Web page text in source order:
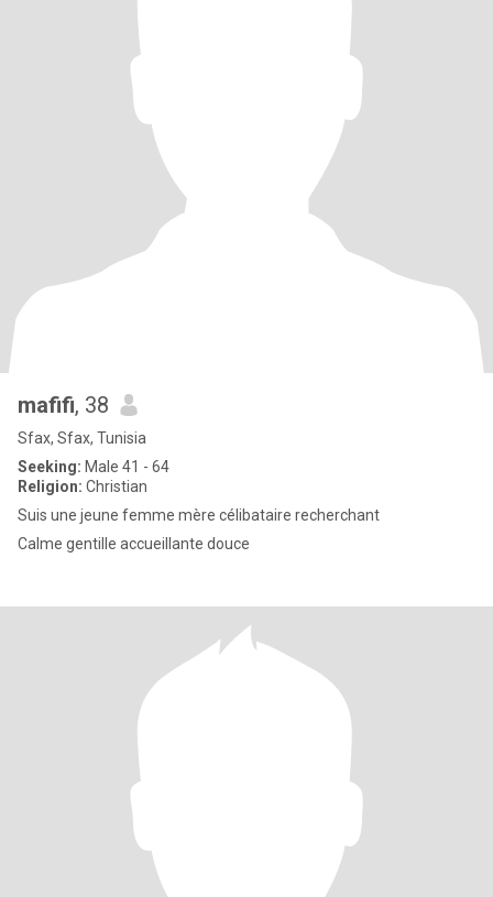
mafifi, 38
Sfax, Sfax, Tunisia
Seeking: Male 41 - 64
Religion: Christian
Suis une jeune femme mère célibataire recherchant
Calme gentille accueillante douce